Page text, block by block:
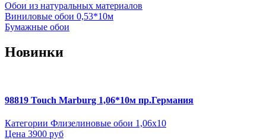
Обои из натуральных материалов
Виниловые обои 0,53*10м
Бумажные обои
Новинки
98819 Touch Marburg 1,06*10м пр.Германия
Категории Флизелиновые обои 1,06х10
Цена 3900 руб